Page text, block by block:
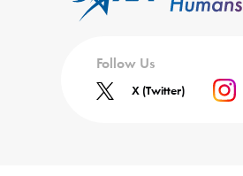
Follow Us
X (Twitter)